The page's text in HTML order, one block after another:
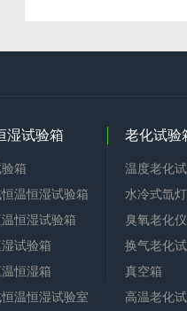
湿试验箱
箱
温恒湿试验箱
恒湿试验箱
试验箱
恒湿箱
温恒湿试验室
老化试验
温度老化
水冷式氙
臭氧老化仪
换气老化
真空箱
高温老化